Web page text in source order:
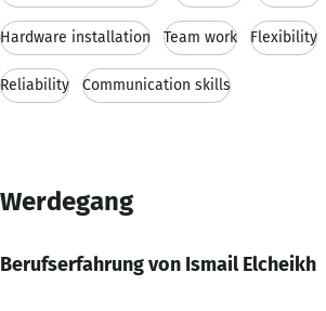
Hardware installation Team work Flexibility
Reliability Communication skills
Werdegang
Berufserfahrung von Ismail Elcheikh